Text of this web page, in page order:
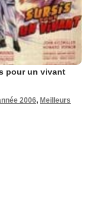
pour un vivant
2006, Meilleurs